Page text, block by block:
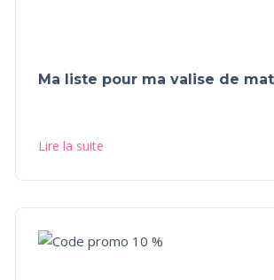
Ma liste pour ma valise de
Lire la suite